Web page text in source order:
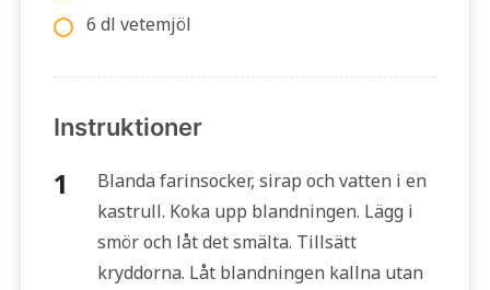
6 dl vetemjöl
Instruktioner
Blanda farinsocker, sirap och vatten i en
kastrull. Koka upp blandningen. Lägg i
smör och låt det smälta. Tillsätt
kryddorna. Låt blandningen kallna utan